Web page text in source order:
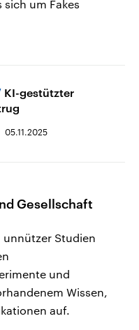
um Fakes
KI-gestützter
05.11.2025
Gesellschaft
unnützer Studien
und
Wissen,
auf.